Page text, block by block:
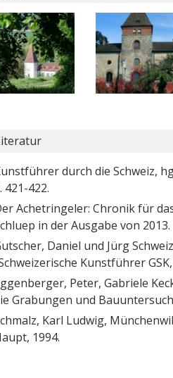
durch die Schweiz,
421-422.
Achetringeler: Chronik für
in der Ausgabe von 2013.
Daniel und Jürg
Kunstführer
Peter, Gabriele
Grabungen und
Karl Ludwig,
1994.